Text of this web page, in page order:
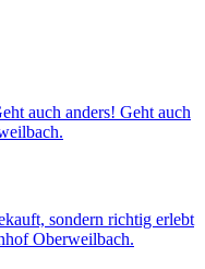
auch anders! Geht auch
sondern richtig erlebt
Oberweilbach.